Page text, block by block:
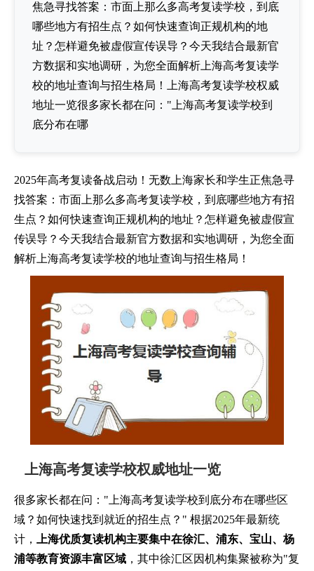
焦急寻找答案：市面上那么多高考复读学校，到底
哪些地方有招生点？如何快速查询正规机构的地
址？怎样避免被虚假宣传误导？今天我结合最新官
方数据和实地调研，为您全面解析上海高考复读学
校的地址查询与招生格局！上海高考复读学校权威
地址一览很多家长都在问："上海高考复读学校到
底分布在哪
2025年高考复读备战启动！无数上海家长和学生正焦急寻
找答案：市面上那么多高考复读学校，到底哪些地方有招
生点？如何快速查询正规机构的地址？怎样避免被虚假宣
传误导？今天我结合最新官方数据和实地调研，为您全面
解析上海高考复读学校的地址查询与招生格局！
上海高考复读学校权威地址一览
很多家长都在问："上海高考复读学校到底分布在哪些区
域？如何快速找到就近的招生点？" 根据2025年最新统
计，
上海优质复读机构主要集中在徐汇、浦东、宝山、杨
浦等教育资源丰富区域 ，其中徐汇区因机构集聚被称为"复